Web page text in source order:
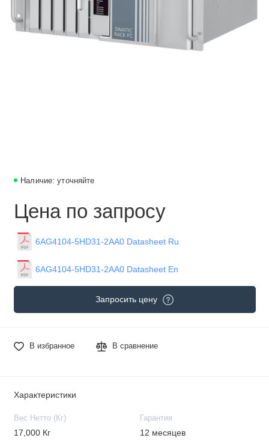
Наличие: уточняйте
Цена по запросу
6AG4104-5HD31-2AA0 Datasheet Ru
6AG4104-5HD31-2AA0 Datasheet En
Запросить цену
В избранное В сравнение
Характеристики
Вес Нетто (Кг)
17,000 Кг
Гарантия
12 месяцев